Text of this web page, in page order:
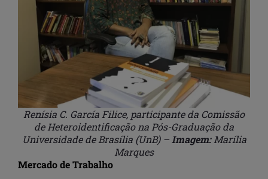
Renísia C. García Filice, participante da Comissão
de Heteroidentificação na Pós-Graduação da
Universidade de Brasília (UnB) –Imagem:Marília
Marques
Mercado de Trabalho